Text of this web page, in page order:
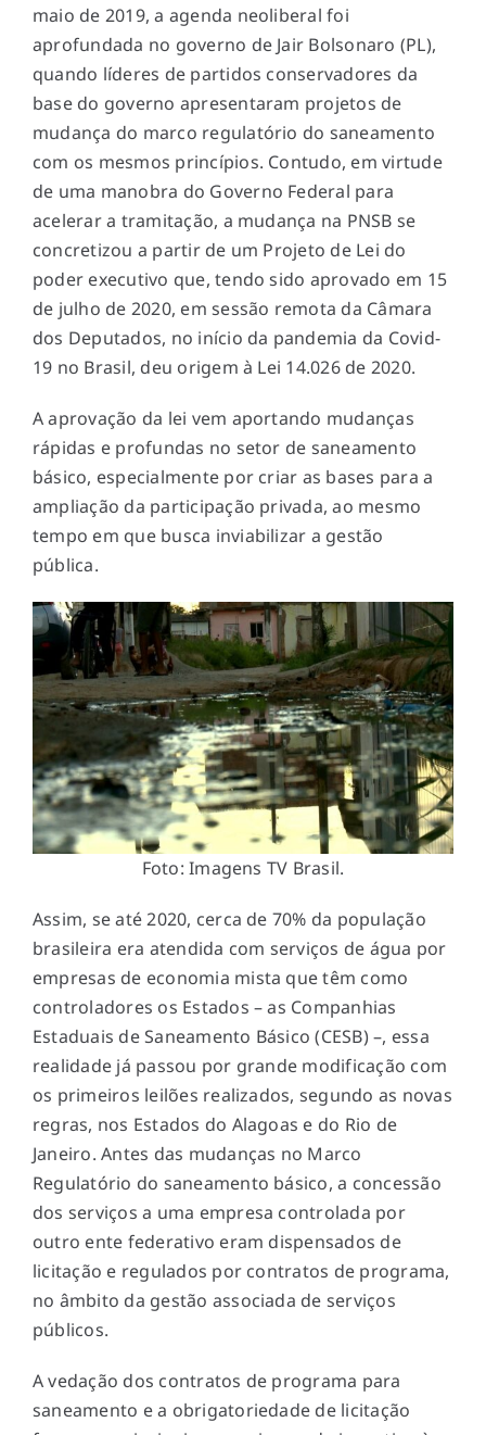
maio de 2019, a agenda neoliberal foi
aprofundada no governo de Jair Bolsonaro (PL),
quando líderes de partidos conservadores da
base do governo apresentaram projetos de
mudança do marco regulatório do saneamento
com os mesmos princípios. Contudo, em virtude
de uma manobra do Governo Federal para
acelerar a tramitação, a mudança na PNSB se
concretizou a partir de um Projeto de Lei do
poder executivo que, tendo sido aprovado em 15
de julho de 2020, em sessão remota da Câmara
dos Deputados, no início da pandemia da Covid-
19 no Brasil, deu origem à Lei 14.026 de 2020.
A aprovação da lei vem aportando mudanças
rápidas e profundas no setor de saneamento
básico, especialmente por criar as bases para a
ampliação da participação privada, ao mesmo
tempo em que busca inviabilizar a gestão
pública.
Foto: Imagens TV Brasil.
Assim, se até 2020, cerca de 70% da população
brasileira era atendida com serviços de água por
empresas de economia mista que têm como
controladores os Estados – as Companhias
Estaduais de Saneamento Básico (CESB) –, essa
realidade já passou por grande modificação com
os primeiros leilões realizados, segundo as novas
regras, nos Estados do Alagoas e do Rio de
Janeiro. Antes das mudanças no Marco
Regulatório do saneamento básico, a concessão
dos serviços a uma empresa controlada por
outro ente federativo eram dispensados de
licitação e regulados por contratos de programa,
no âmbito da gestão associada de serviços
públicos.
A vedação dos contratos de programa para
saneamento e a obrigatoriedade de licitação